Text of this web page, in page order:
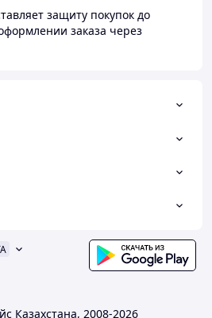
защиту покупок до
заказа через
Казахстана, 2008-2026